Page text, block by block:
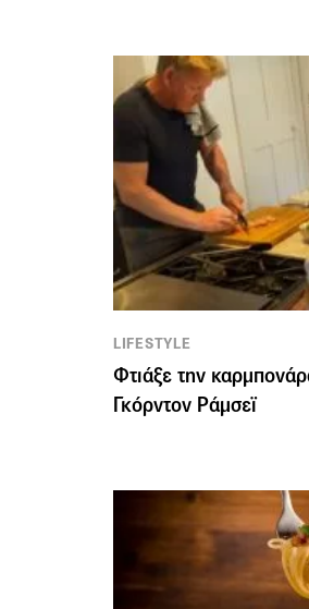
LIFESTYLE
Φτιάξε την
Γκόρντον Ράμσεϊ